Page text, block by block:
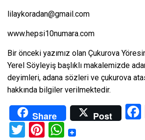
lilaykoradan@gmail.com
www.hepsi10numara.com
Bir önceki yazımız olan Çukurova
Yerel Söyleyiş başlıklı makalemizde
deyimleri, adana sözleri ve çukurova
hakkında bilgiler verilmektedir.
Share Post
Twitter
Pinterest
WhatsApp